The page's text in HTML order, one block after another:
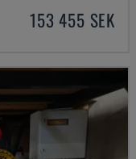
153 455 SEK